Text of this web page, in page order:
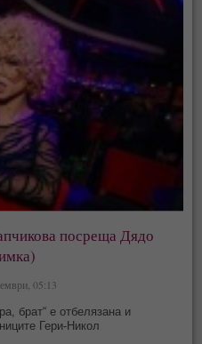
посреща Дядо
05:13
брат“ е отбелязана и
Гери-Никол